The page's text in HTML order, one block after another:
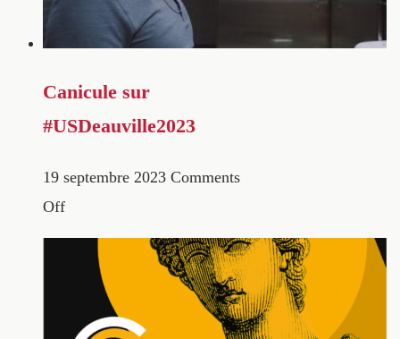
Canicule sur
#USDeauville2023
19 septembre 2023 Comments
Off